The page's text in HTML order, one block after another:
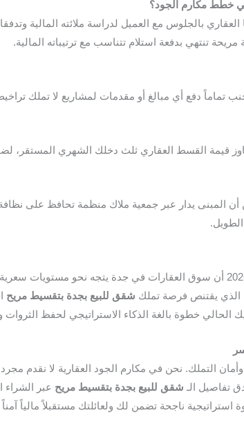
خطط مكارم الجود؟
العقاري بالجلوس مع العميل لدراسة ملائته المالية
تنتهي بدفعة استلام تتناسب مع ترتيباته المالية.
تماماً دفع أي مبالغ أو مقدمات لمشاريع لا تملك
قيمة القسط العقاري ثلث دخلك الشهري المستقر،
أن المبنى يدار عبر جمعية ملاك منظمة تحافظ على
​تؤكد المؤشرات العقارية والتقارير الاقتصادية لعام 2026 أن سوق العقارات في
الذي يقتنص فرصة تملك شقق للبيع بجدة بتقسيط مريح
الحالي خطوة بالغة الذكاء الاستراتيجي لحفظ الثروات
التملك. نحن في مكارم الجود العقارية لا نقدم
تفاصيل الـ شقق للبيع بجدة بتقسيط مريح عبر الشراء
استراتيجية ناجحة تضمن لك ولعائلتك مستقبلاً مالياً